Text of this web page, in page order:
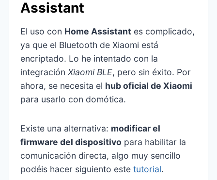
Assistant
El uso con Home Assistant es complicado,
ya que el Bluetooth de Xiaomi está
encriptado. Lo he intentado con la
integraciónXiaomi BLE, pero sin éxito. Por
ahora, se necesita el hub oficial de Xiaomi
para usarlo con domótica.
Existe una alternativa: modificar el
firmware del dispositivo para habilitar la
comunicación directa, algo muy sencillo
podéis hacer siguiento estetutorial.